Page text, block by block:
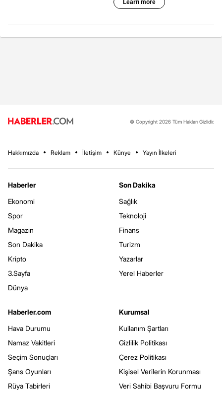
© Copyright 2026 Tüm Hakları Gizlidir.
Hakkımızda Reklam İletişim Künye Yayın İlkeleri
Haberler
Ekonomi
Spor
Magazin
Son Dakika
Kripto
3.Sayfa
Dünya
Son Dakika
Sağlık
Teknoloji
Finans
Turizm
Yazarlar
Yerel Haberler
Haberler.com
Hava Durumu
Namaz Vakitleri
Seçim Sonuçları
Şans Oyunları
Rüya Tabirleri
Kurumsal
Kullanım Şartları
Gizlilik Politikası
Çerez Politikası
Kişisel Verilerin Korunması
Veri Sahibi Başvuru Formu